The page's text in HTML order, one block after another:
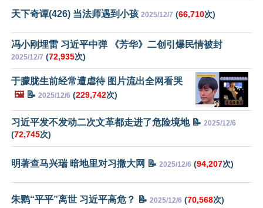
天下奇谭(426) 当法师遇到小孩 2025/12/7 (66,710次)
冯小刚埋雷 习近平中弹 《芳华》二创引爆民情被封
2025/12/7 (72,935次)
于朦胧生前经常遭虐待 图片流出全网看哭
🖼️📝 2025/12/6 (229,742次)
习近平发不发动二次文革都走进了危险境地 📝 2025/12/6
(72,745次)
明著查马兴瑞 暗地里对习撒大网 📝 2025/12/6 (94,207次)
朱鹮“平平”离世 习近平高危？ 📝 2025/12/6 (70,568次)